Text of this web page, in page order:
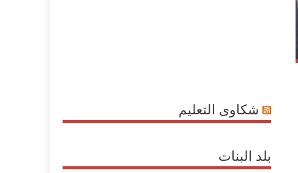
شكاوى التعليم
بلد البنات